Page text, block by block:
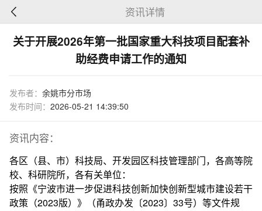
资讯详情
关于开展2026年第一批国家重大科技项目配套补
助经费申请工作的通知
发布者： 余姚市分市场
发布时间： 2026-05-21 14:39:50
资讯内容：
各区（县、市）科技局、开发园区科技管理部门，各高等院
校、科研院所，各有关单位：
按照《宁波市进一步促进科技创新加快创新型城市建设若干
政策（2023版）》（甬政办发〔2023〕33号）等文件规